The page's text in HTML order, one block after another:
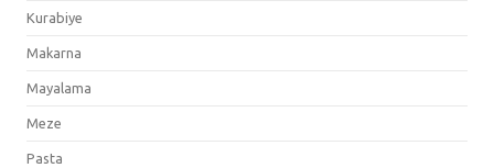
Kurabiye
Makarna
Mayalama
Meze
Pasta